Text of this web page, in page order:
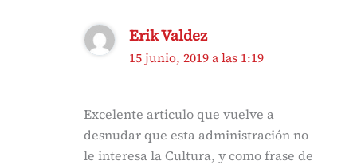
Erik Valdez
15 junio, 2019 a las 1:19
Excelente articulo que vuelve a
desnudar que esta administración no
le interesa la Cultura, y como frase de